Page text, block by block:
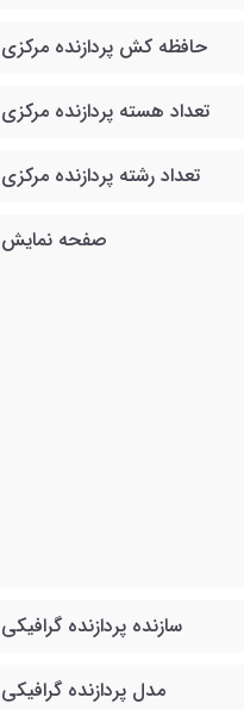
حافظه کش پردازنده مرکزی
تعداد هسته پردازنده مرکزی
تعداد رشته پردازنده مرکزی
صفحه نمایش
سازنده پردازنده گرافیکی
مدل پردازنده گرافیکی